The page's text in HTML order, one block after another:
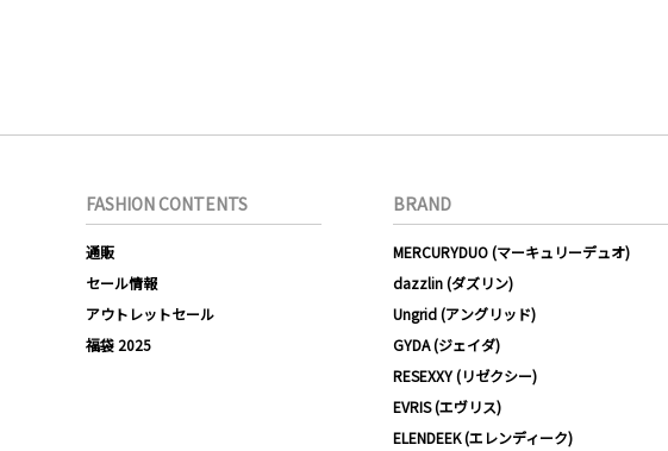
FASHION CONTENTS
通販
セール情報
アウトレットセール
福袋 2025
BRAND
MERCURYDUO (マーキュリーデュオ)
dazzlin (ダズリン)
Ungrid (アングリッド)
GYDA (ジェイダ)
RESEXXY (リゼクシー)
EVRIS (エヴリス)
ELENDEEK (エレンディーク)